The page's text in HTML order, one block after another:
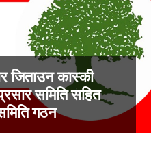
जिताउन कास्की
समिति सहित
गठन